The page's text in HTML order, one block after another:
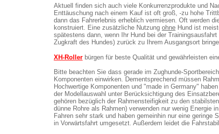
Aktuell finden sich auch viele Konkurrenzprodukte und
Enttäuschung nach einem Kauf ist oft groß, -zu hohe
dann das Fahrerlebnis erheblich vermiesen. Oft werden
konstruiert. Eine zusätzliche Nutzung ohne Hund ist
spätestens dann, wenn Ihr Hund bei der
Zugkraft des Hundes) zurück zu Ihrem Ausgangsort
XH-Roller bürgen für beste Qualität und gewährleisten
Bitte beachten Sie dass gerade im Zughunde-
Komponenten einwirken. Dementsprechend müssen
Hochwertige Komponenten und "made in Germany"
der Modellauswahl unter Berücksichtigung des
gehören bezüglich der Rahmensteifigkeit zu den
dünne Rohre als Rahmen) verwenden nur wenig Energie
Fahren sehr stark und haben gemeinhin nur eine
in Vorwärtsfahrt umgesetzt. Außerdem leidet die